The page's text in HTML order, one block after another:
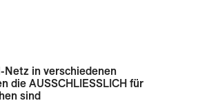
Netz in verschiedenen
die AUSSCHLIESSLICH für
sind